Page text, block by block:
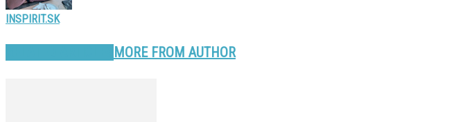
INSPIRIT.SK
MORE FROM AUTHOR